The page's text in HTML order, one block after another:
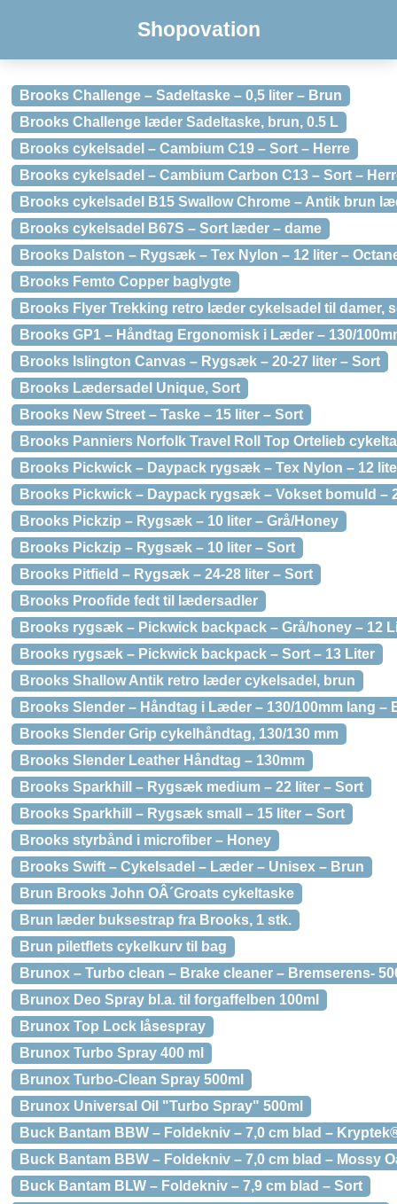
Shopovation
Brooks Challenge – Sadeltaske – 0,5 liter – Brun
Brooks Challenge læder Sadeltaske, brun, 0.5 L
Brooks cykelsadel – Cambium C19 – Sort – Herre
Brooks cykelsadel – Cambium Carbon C13 – Sort –
Brooks cykelsadel B15 Swallow Chrome – Antik brun
Brooks cykelsadel B67S – Sort læder – dame
Brooks Dalston – Rygsæk – Tex Nylon – 12 liter –
Brooks Femto Copper baglygte
Brooks Flyer Trekking retro læder cykelsadel til damer,
Brooks GP1 – Håndtag Ergonomisk i Læder – 130/
Brooks Islington Canvas – Rygsæk – 20-27 liter – Sort
Brooks Lædersadel Unique, Sort
Brooks New Street – Taske – 15 liter – Sort
Brooks Panniers Norfolk Travel Roll Top Ortelieb
Brooks Pickwick – Daypack rygsæk – Tex Nylon – 12
Brooks Pickwick – Daypack rygsæk – Vokset bomuld –
Brooks Pickzip – Rygsæk – 10 liter – Grå/Honey
Brooks Pickzip – Rygsæk – 10 liter – Sort
Brooks Pitfield – Rygsæk – 24-28 liter – Sort
Brooks Proofide fedt til lædersadler
Brooks rygsæk – Pickwick backpack – Grå/honey – 12
Brooks rygsæk – Pickwick backpack – Sort – 13 Liter
Brooks Shallow Antik retro læder cykelsadel, brun
Brooks Slender – Håndtag i Læder – 130/100mm lang –
Brooks Slender Grip cykelhåndtag, 130/130 mm
Brooks Slender Leather Håndtag – 130mm
Brooks Sparkhill – Rygsæk medium – 22 liter – Sort
Brooks Sparkhill – Rygsæk small – 15 liter – Sort
Brooks styrbånd i microfiber – Honey
Brooks Swift – Cykelsadel – Læder – Unisex – Brun
Brun Brooks John OÂ´Groats cykeltaske
Brun læder buksestrap fra Brooks, 1 stk.
Brun piletflets cykelkurv til bag
Brunox – Turbo clean – Brake cleaner – Bremserens-
Brunox Deo Spray bl.a. til forgaffelben 100ml
Brunox Top Lock låsespray
Brunox Turbo Spray 400 ml
Brunox Turbo-Clean Spray 500ml
Brunox Universal Oil "Turbo Spray" 500ml
Buck Bantam BBW – Foldekniv – 7,0 cm blad –
Buck Bantam BBW – Foldekniv – 7,0 cm blad – Mossy
Buck Bantam BLW – Foldekniv – 7,9 cm blad – Sort